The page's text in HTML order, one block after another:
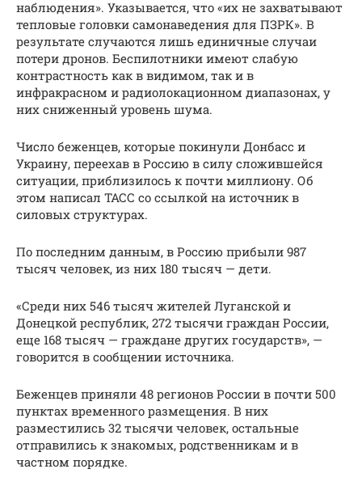
наблюдения». Указывается, что «их не захватывают
тепловые головки самонаведения для ПЗРК». В
результате случаются лишь единичные случаи
потери дронов. Беспилотники имеют слабую
контрастность как в видимом, так и в
инфракрасном и радиолокационном диапазонах, у
них сниженный уровень шума.
Число беженцев, которые покинули Донбасс и
Украину, переехав в Россию в силу сложившейся
ситуации, приблизилось к почти миллиону. Об
этом написал ТАСС со ссылкой на источник в
силовых структурах.
По последним данным, в Россию прибыли 987
тысяч человек, из них 180 тысяч — дети.
«Среди них 546 тысяч жителей Луганской и
Донецкой республик, 272 тысячи граждан России,
еще 168 тысяч — граждане других государств», —
говорится в сообщении источника.
Беженцев приняли 48 регионов России в почти 500
пунктах временного размещения. В них
разместились 32 тысячи человек, остальные
отправились к знакомых, родственникам и в
частном порядке.